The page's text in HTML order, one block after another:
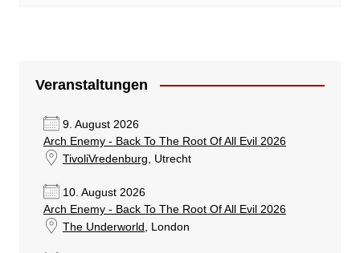
Veranstaltungen
9. August 2026
Arch Enemy - Back To The Root Of All Evil 2026
TivoliVredenburg , Utrecht
10. August 2026
Arch Enemy - Back To The Root Of All Evil 2026
The Underworld
, London